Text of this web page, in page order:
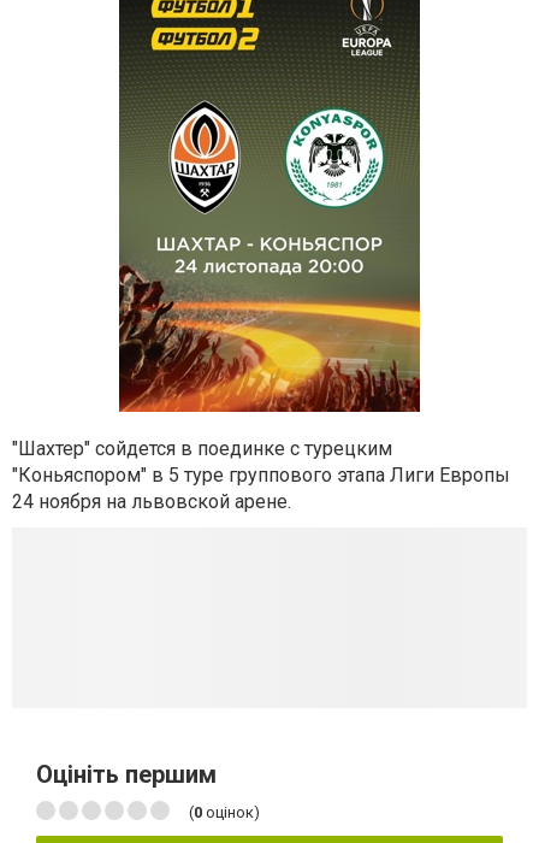
"Шахтер" сойдется в поединке с турецким
"Коньяспором" в 5 туре группового этапа Лиги Европы
24 ноября на львовской арене.
Оцініть першим
(0 оцінок)